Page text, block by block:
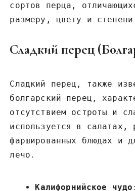
сортов перца,
размеру, цвету и степени
Сладкий перец
Сладкий перец, также
болгарский перец,
отсутствием остроты и
используется в салатах,
фаршированных блюдах и
лечо․
Калифорнийское чудо